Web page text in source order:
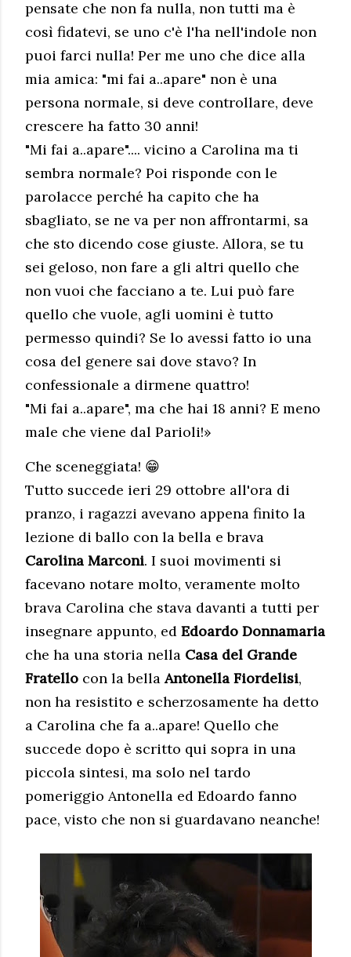
pensate che non fa nulla, non tutti ma è
così fidatevi, se uno c'è l'ha nell'indole non
puoi farci nulla! Per me uno che dice alla
mia amica: "mi fai a..apare" non è una
persona normale, si deve controllare, deve
crescere ha fatto 30 anni!
"Mi fai a..apare".... vicino a Carolina ma ti
sembra normale? Poi risponde con le
parolacce perché ha capito che ha
sbagliato, se ne va per non affrontarmi, sa
che sto dicendo cose giuste. Allora, se tu
sei geloso, non fare a gli altri quello che
non vuoi che facciano a te. Lui può fare
quello che vuole, agli uomini è tutto
permesso quindi? Se lo avessi fatto io una
cosa del genere sai dove stavo? In
confessionale a dirmene quattro!
"Mi fai a..apare", ma che hai 18 anni? E meno
male che viene dal Parioli!»
Che sceneggiata! 😁
Tutto succede ieri 29 ottobre all'ora di
pranzo, i ragazzi avevano appena finito la
lezione di ballo con la bella e brava
Carolina Marconi. I suoi movimenti si
facevano notare molto, veramente molto
brava Carolina che stava davanti a tutti per
insegnare appunto, ed Edoardo Donnamaria
che ha una storia nella Casa del Grande
Fratello con la bellaAntonella Fiordelisi,
non ha resistito e scherzosamente ha detto
a Carolina che fa a..apare! Quello che
succede dopo è scritto qui sopra in una
piccola sintesi, ma solo nel tardo
pomeriggio Antonella ed Edoardo fanno
pace, visto che non si guardavano neanche!